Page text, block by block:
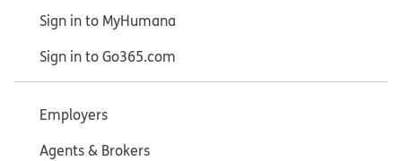
Sign in to MyHumana
Sign in to Go365.com
Employers
Agents & Brokers